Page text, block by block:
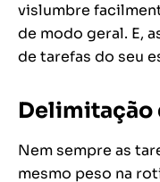
vislumbre
de modo geral. E,
de tarefas do seu
Delimitação
Nem sempre as
mesmo peso na